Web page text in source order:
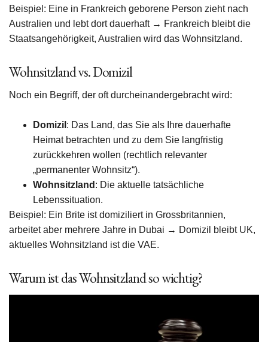
Beispiel: Eine in Frankreich geborene Person zieht nach
Australien und lebt dort dauerhaft → Frankreich bleibt die
Staatsangehörigkeit, Australien wird das Wohnsitzland.
Wohnsitzland vs. Domizil
Noch ein Begriff, der oft durcheinandergebracht wird:
Domizil : Das Land, das Sie als Ihre dauerhafte
Heimat betrachten und zu dem Sie langfristig
zurückkehren wollen (rechtlich relevanter
„permanenter Wohnsitz“).
Wohnsitzland : Die aktuelle tatsächliche
Lebenssituation.
Beispiel: Ein Brite ist domiziliert in Grossbritannien,
arbeitet aber mehrere Jahre in Dubai → Domizil bleibt UK,
aktuelles Wohnsitzland ist die VAE.
Warum ist das Wohnsitzland so wichtig?